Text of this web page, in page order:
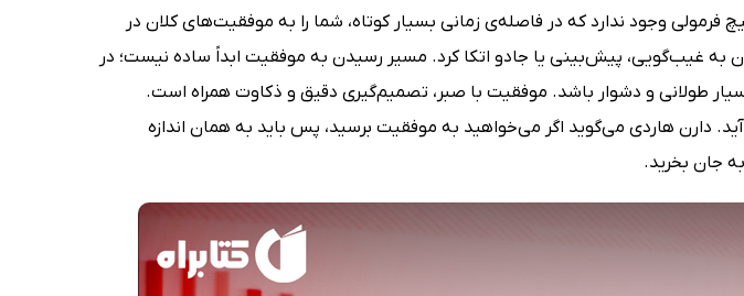
وجود ندارد که در فاصله‌ی زمانی بسیار کوتاه، شما را به موفقیت‌های کلان در
به غیب‌گویی، پیش‌بینی یا جادو اتکا کرد. مسیر رسیدن به موفقیت ابداً ساده نیست؛ در
طولانی و دشوار باشد. موفقیت با صبر، تصمیم‌گیری دقیق و ذکاوت همراه است.
دارن هاردی می‌گوید اگر می‌خواهید به موفقیت برسید، پس باید به همان اندازه
جان بخرید.